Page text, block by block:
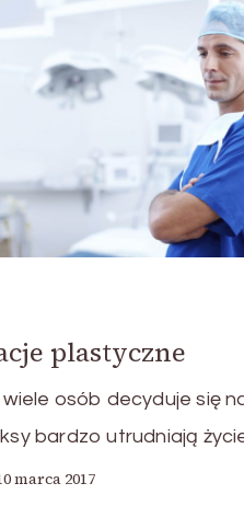
plastyczne
osób decyduje się
bardzo utrudniają
marca 2017